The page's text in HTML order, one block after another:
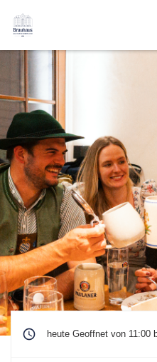
heute Geoffnet von 11:00